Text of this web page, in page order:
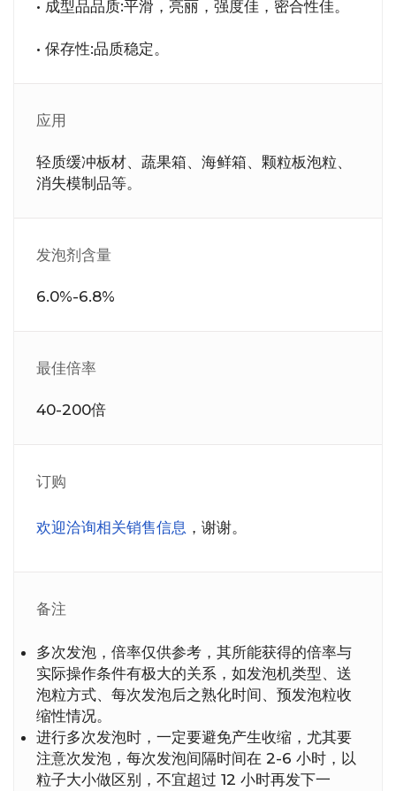
• 成型品品质:平滑，亮丽，强度佳，密合性佳。
• 保存性:品质稳定。
应用
轻质缓冲板材、蔬果箱、海鲜箱、颗粒板泡粒、
消失模制品等。
发泡剂含量
6.0%-6.8%
最佳倍率
40-200倍
订购
欢迎洽询相关销售信息 ，谢谢。
备注
多次发泡，倍率仅供参考，其所能获得的倍率与
实际操作条件有极大的关系，如发泡机类型、送
泡粒方式、每次发泡后之熟化时间、预发泡粒收
缩性情况。
进行多次发泡时，一定要避免产生收缩，尤其要
注意次发泡，每次发泡间隔时间在 2-6 小时，以
粒子大小做区别，不宜超过 12 小时再发下一